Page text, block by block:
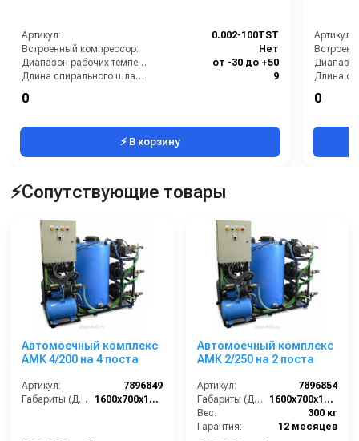
Артикул:
0.002-100TST
Встроенный компрессор:
Нет
Диапазон рабочих температур (°C):
от -30 до +50
Длина спирального шланга (м):
9
0
⚡ В корзину
Артикул:
0
⚡Сопутствующие товары
Автомоечный комплекс
АМК 4/200 на 4 поста
Артикул:
7896849
Габариты (ДхШхВ):
1600х700х1500
Автомоечный комплекс
АМК 2/250 на 2 поста
Артикул:
7896854
Габариты (ДхШхВ):
1600х700х1500
Вес:
300 кг
Гарантия:
12 месяцев